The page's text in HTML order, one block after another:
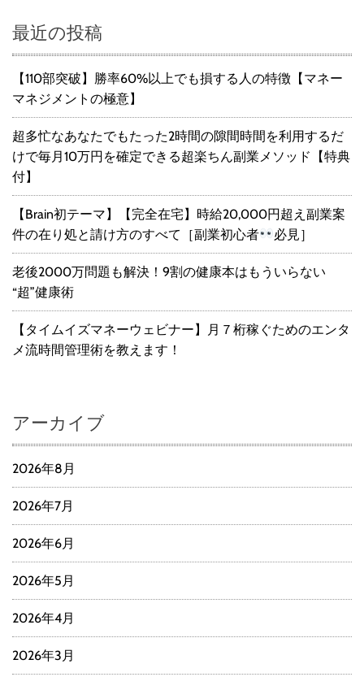
最近の投稿
【110部突破】勝率60%以上でも損する人の特徴【マネー
マネジメントの極意】
超多忙なあなたでもたった2時間の隙間時間を利用するだ
けで毎月10万円を確定できる超楽ちん副業メソッド【特典
付】
【Brain初テーマ】【完全在宅】時給20,000円超え副業案
件の在り処と請け方のすべて［副業初心者
必見］
老後2000万問題も解決！9割の健康本はもういらない
“超”健康術
【タイムイズマネーウェビナー】月７桁稼ぐためのエンタ
メ流時間管理術を教えます！
アーカイブ
2026年8月
2026年7月
2026年6月
2026年5月
2026年4月
2026年3月